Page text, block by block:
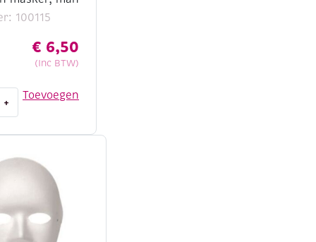
100115
€ 6,50
(Inc BTW)
Toevoegen
+